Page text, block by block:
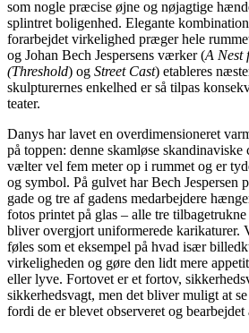
som nogle præcise øjne og nøjagtige
splintret boligenhed. Elegante
forarbejdet virkelighed præger hele
og Johan Bech Jespersens værker (A Nest
(Threshold) og Street Cast) etableres
skulpturernes enkelhed er så tilpas
teater.
Danys har lavet en overdimensioneret
på toppen: denne skamløse
vælter vel fem meter op i rummet og er
og symbol. På gulvet har Bech Jespersen
gade og tre af gadens medarbejdere
fotos printet på glas – alle tre
bliver overgjort uniformerede karikaturer.
føles som et eksempel på hvad især
virkeligheden og gøre den lidt mere
eller lyve. Fortovet er et fortov,
sikkerhedsvagt, men det bliver muligt at
fordi de er blevet observeret og